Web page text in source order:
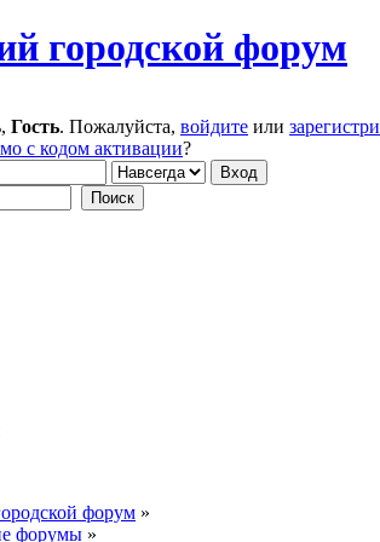
городской форум
Гость. Пожалуйста, войдите или
с кодом активации?
форум »
форумы »